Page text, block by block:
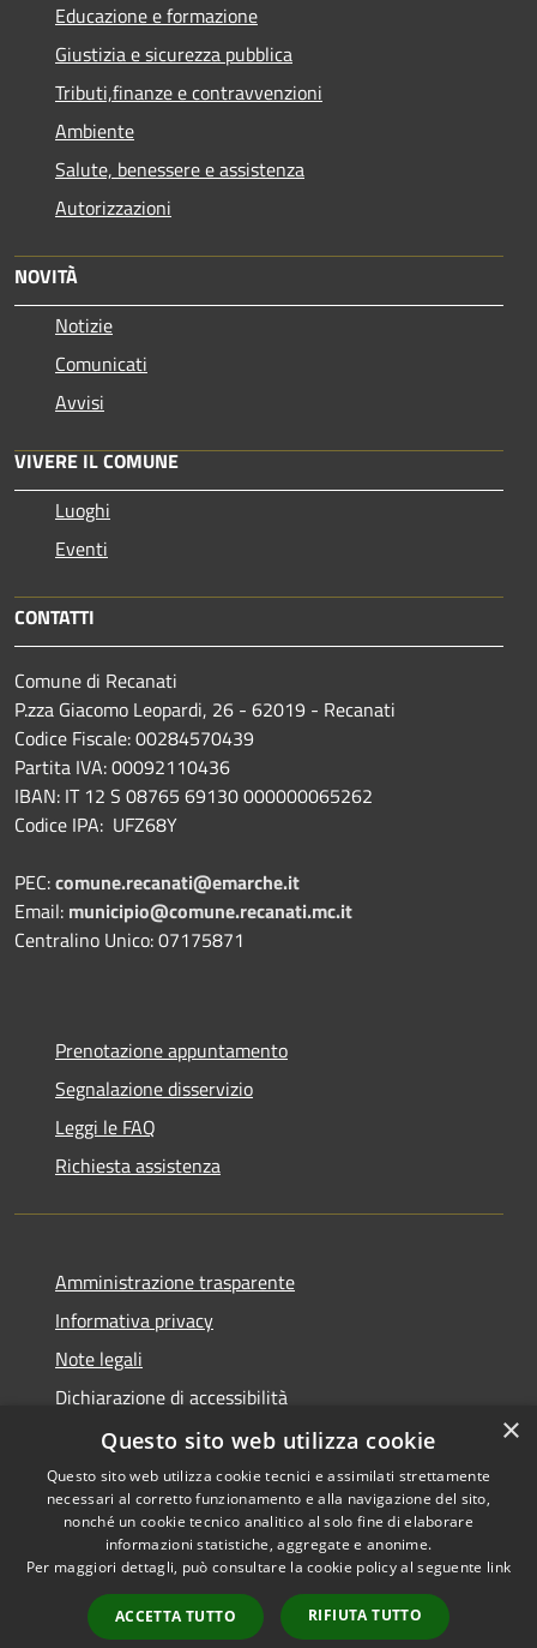
Educazione e formazione
Giustizia e sicurezza pubblica
Tributi,finanze e contravvenzioni
Ambiente
Salute, benessere e assistenza
Autorizzazioni
NOVITÀ
Notizie
Comunicati
Avvisi
VIVERE IL COMUNE
Luoghi
Eventi
CONTATTI
Comune di Recanati
P.zza Giacomo Leopardi, 26 - 62019 - Recanati
Codice Fiscale: 00284570439
Partita IVA: 00092110436
IBAN: IT 12 S 08765 69130 000000065262
Codice IPA: UFZ68Y
PEC:comune.recanati@emarche.it
Email: municipio@comune.recanati.mc.it
Centralino Unico: 07175871
Prenotazione appuntamento
Segnalazione disservizio
Leggi le FAQ
Richiesta assistenza
Amministrazione trasparente
Informativa privacy
Note legali
Dichiarazione di accessibilità
Accessibilità
Privacy
Mappa del sito
Copyright © 2026 • Comune di
Recanati • Powered by
Municipium•Accesso
redazione
×
Questo sito web utilizza cookie
Questo sito web utilizza cookie tecnici e assimilati strettamente
necessari al corretto funzionamento e alla navigazione del sito,
nonché un cookie tecnico analitico al solo fine di elaborare
informazioni statistiche, aggregate e anonime.
Per maggiori dettagli, può consultare la cookie policy al seguente link
ACCETTA TUTTO RIFIUTA TUTTO